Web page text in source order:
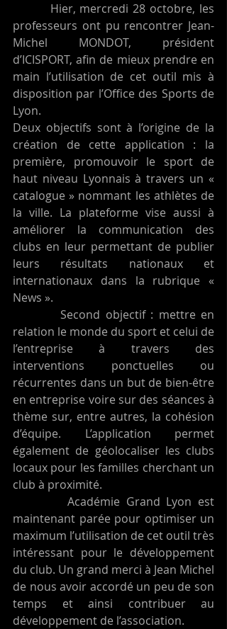
professeurs ont pu rencontrer Jean-
Michel MONDOT, président
d’ICISPORT, afin de mieux prendre en
main l’utilisation de cet outil mis à
disposition par l’Office des Sports de
Lyon.
Deux objectifs sont à l’origine de la
création de cette application : la
première, promouvoir le sport de
haut niveau Lyonnais à travers un «
catalogue » nommant les athlètes de
la ville. La plateforme vise aussi à
améliorer la communication des
clubs en leur permettant de publier
leurs résultats nationaux et
internationaux dans la rubrique «
News ».
relation le monde du sport et celui de
l’entreprise à travers des
interventions ponctuelles ou
récurrentes dans un but de bien-être
en entreprise voire sur des séances à
thème sur, entre autres, la cohésion
d’équipe. L’application permet
également de géolocaliser les clubs
locaux pour les familles cherchant un
club à proximité.
         Académie Grand Lyon est
maintenant parée pour optimiser un
maximum l’utilisation de cet outil très
intéressant pour le développement
du club. Un grand merci à Jean Michel
de nous avoir accordé un peu de son
temps et ainsi contribuer au
développement de l’association.